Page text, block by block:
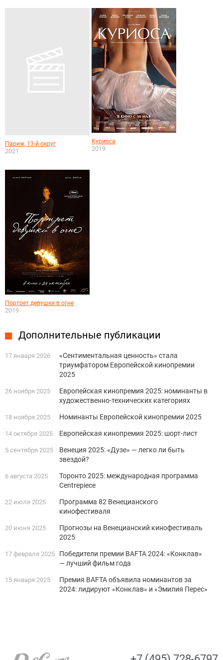
Париж, 13-й округ
2021
Куриоса
2019
Портрет девушки в огне
2019
Дополнительные публикации
17 января 2026
«Сентиментальная ценность» стала
триумфатором Европейской кинопремии
2025
26 ноября 2025
Европейская кинопремия 2025: номинанты в
художественно-технических категориях
18 ноября 2025 Номинанты Европейской кинопремии 2025
14 октября 2025 Европейская кинопремия 2025: шорт-лист
5 сентября 2025
Венеция 2025: «Дузе» — легко ли быть
звездой?
6 августа 2025
Торонто 2025: международная программа
Centrepiece
22 июля 2025
Программа 82 Венецианского
кинофестиваля
20 июня 2025
Прогнозы на Венецианский кинофестиваль
2025
17 февраля 2025
Победители премии BAFTA 2024: «Конклав»
— лучший фильм года
15 января 2025
Премия BAFTA объявила номинантов за
2024: лидируют «Конклав» и «Эмилия Перес»